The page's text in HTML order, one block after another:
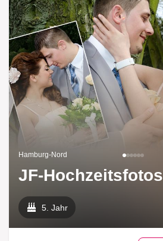
Hamburg-Nord
JF-Hochzeitsfotos
5. Jahr